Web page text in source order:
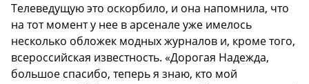
Телеведущую это оскорбило, и она напомнила, что
на тот момент у нее в арсенале уже имелось
несколько обложек модных журналов и, кроме того,
всероссийская известность. «Дорогая Надежда,
большое спасибо, теперь я знаю, кто мой